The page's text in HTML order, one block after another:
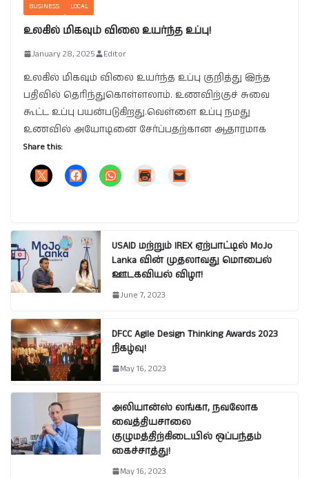
BUSINESS LOCAL
உலகில் மிகவும் விலை உயர்ந்த உப்பு!
January 28, 2025 Editor
உலகில் மிகவும் விலை உயர்ந்த உப்பு குறித்து இந்த
பதிவில் தெரிந்துகொள்ளலாம். உணவிற்குச் சுவை
கூட்ட உப்பு பயன்படுகிறது.வெள்ளை உப்பு நமது
உணவில் அயோடினை சேர்ப்பதற்கான ஆதாரமாக
Share this:
USAID மற்றும் IREX ஏற்பாட்டில் MoJo
Lanka வின் முதலாவது மொபைல்
ஊடகவியல் விழா!
June 7, 2023
DFCC Agile Design Thinking Awards 2023
நிகழ்வு!
May 16, 2023
அலியான்ஸ் லங்கா, நவலோக
வைத்தியசாலை
குழுமத்திற்கிடையில் ஒப்பந்தம்
கைச்சாத்து!
May 16, 2023